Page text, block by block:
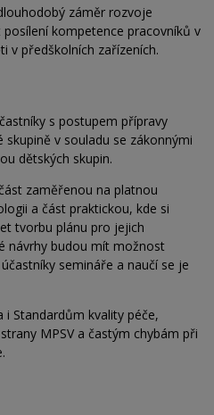
záměr rozvoje
kompetence pracovníků v
v předškolních zařízeních.
s postupem přípravy
skupině v souladu se zákonnými
dětských skupin.
zaměřenou na platnou
a část praktickou, kde si
tvorbu plánu pro jejich
návrhy budou mít možnost
semináře a naučí se je
i Standardům kvality péče,
MPSV a častým chybám při